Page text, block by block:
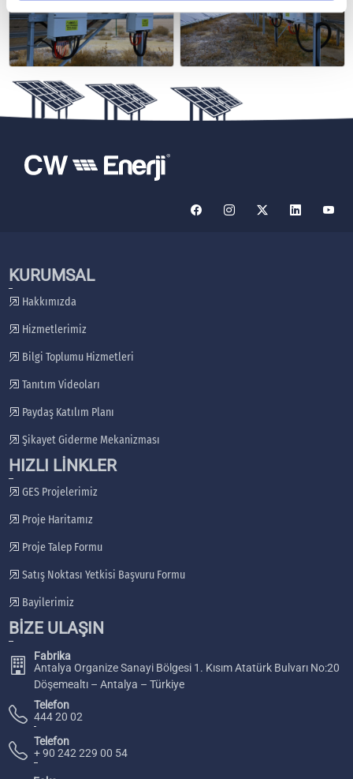
KURUMSAL
Hakkımızda
Hizmetlerimiz
Bilgi Toplumu Hizmetleri
Tanıtım Videoları
Paydaş Katılım Planı
Şikayet Giderme Mekanizması
HIZLI LİNKLER
GES Projelerimiz
Proje Haritamız
Proje Talep Formu
Satış Noktası Yetkisi Başvuru Formu
Bayilerimiz
BİZE ULAŞIN
Fabrika
Antalya Organize Sanayi Bölgesi 1. Kısım Atatürk Bulvarı No:20
Döşemealtı – Antalya – Türkiye
Telefon
444 20 02
Telefon
+ 90 242 229 00 54